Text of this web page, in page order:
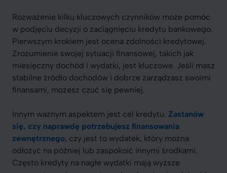
Rozważenie kilku kluczowych czynników może pomóc
w podjęciu decyzji o zaciągnięciu kredytu bankowego.
Pierwszym krokiem jest ocena zdolności kredytowej.
Zrozumienie swojej sytuacji finansowej, takich jak
miesięczny dochód i wydatki, jest kluczowe. Jeśli masz
stabilne źródło dochodów i dobrze zarządzasz swoimi
finansami, możesz czuć się pewniej.
Innym ważnym aspektem jest cel kredytu. Zastanów
się, czy naprawdę potrzebujesz finansowania
zewnętrznego, czy jest to wydatek, który można
odłożyć na później lub zaspokoić innymi środkami.
Często kredyty na nagłe wydatki mają wyższe